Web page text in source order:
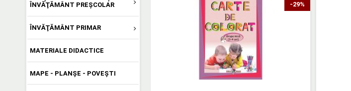
ÎNVĂŢĂMÂNT PREŞCOLAR
ÎNVĂŢĂMÂNT PRIMAR
MATERIALE DIDACTICE
MAPE - PLANȘE - POVEȘTI
-29%